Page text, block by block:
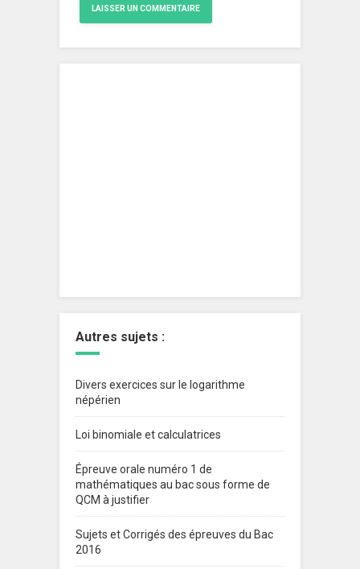
Autres sujets :
Divers exercices sur le logarithme
népérien
Loi binomiale et calculatrices
Épreuve orale numéro 1 de
mathématiques au bac sous forme de
QCM à justifier
Sujets et Corrigés des épreuves du Bac
2016